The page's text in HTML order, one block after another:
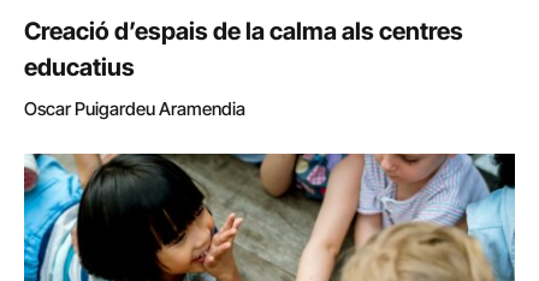
Creació d’espais de la calma als centres
educatius
Oscar Puigardeu Aramendia